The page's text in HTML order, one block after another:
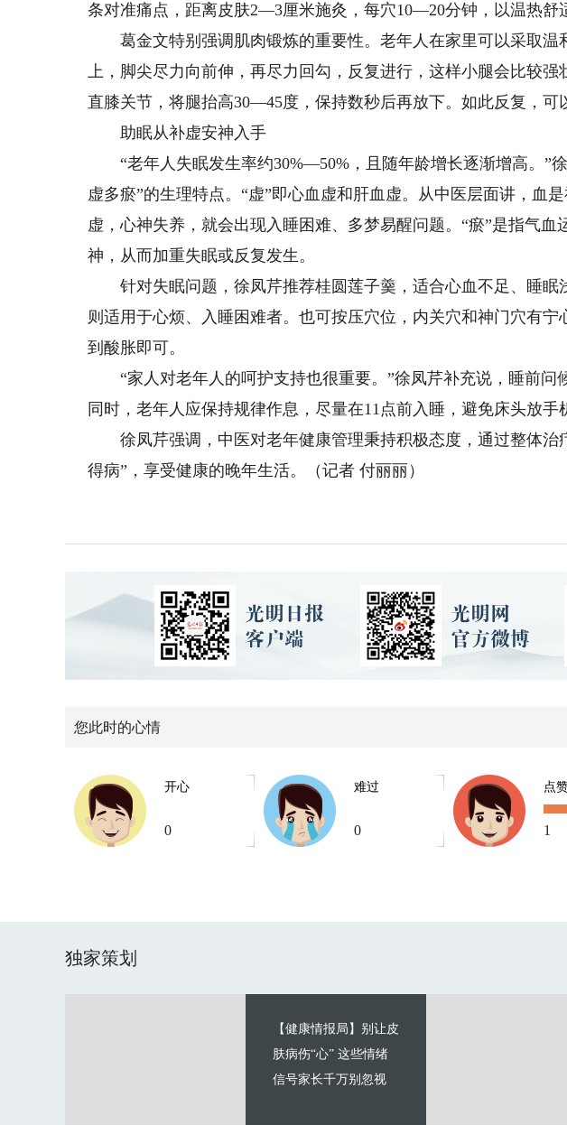
条对准痛点，距离皮肤2—3厘米施灸，每穴10—20分钟，以温热舒
葛金文特别强调肌肉锻炼的重要性。老年人在家里可以采取温
上，脚尖尽力向前伸，再尽力回勾，反复进行，这样小腿会比较强
直膝关节，将腿抬高30—45度，保持数秒后再放下。如此反复，可
助眠从补虚安神入手
“老年人失眠发生率约30%—50%，且随年龄增长逐渐增高。”徐
虚多瘀”的生理特点。“虚”即心血虚和肝血虚。从中医层面讲，血
虚，心神失养，就会出现入睡困难、多梦易醒问题。“瘀”是指气血
神，从而加重失眠或反复发生。
针对失眠问题，徐凤芹推荐桂圆莲子羹，适合心血不足、睡眠
则适用于心烦、入睡困难者。也可按压穴位，内关穴和神门穴有
到酸胀即可。
“家人对老年人的呵护支持也很重要。”徐凤芹补充说，睡前问
同时，老年人应保持规律作息，尽量在11点前入睡，避免床头放手
徐凤芹强调，中医对老年健康管理秉持积极态度，通过整体治
得病”，享受健康的晚年生活。（记者 付丽丽）
您此时的心情
开心
0
难过
0
点
1
独家策划
【健康情报局】别让皮
肤病伤“心” 这些情绪
信号家长千万别忽视